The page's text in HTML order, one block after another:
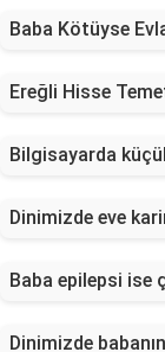
Baba Kötüyse
Ereğli Hisse
Bilgisayarda
Dinimizde eve
Baba epilepsi ise
Dinimizde